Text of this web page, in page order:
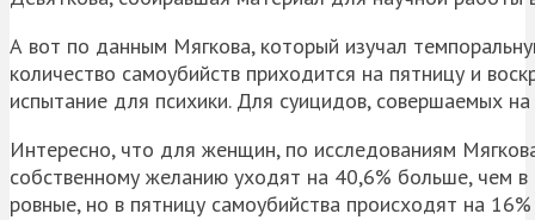
А вот по данным Мягкова, который изучал
количество самоубийств приходится на пятницу и
испытание для психики. Для суицидов, совершаемых
Интересно, что для женщин, по исследованиям
собственному желанию уходят на 40,6% больше, чем
ровные, но в пятницу самоубийства происходят на